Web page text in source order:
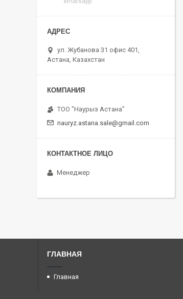
ул. Жубанова 31 офис 401,
Астана, Казахстан
ТОО "Наурыз Астана"
nauryz.astana.sale@gmail.com
Менеджер
ГЛАВНАЯ
Главная